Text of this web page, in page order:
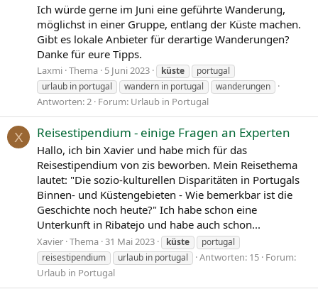
Ich würde gerne im Juni eine geführte Wanderung,
möglichst in einer Gruppe, entlang der Küste machen.
Gibt es lokale Anbieter für derartige Wanderungen?
Danke für eure Tipps.
Laxmi Thema 5 Juni 2023 küste
portugal
urlaub in portugal
wandern in portugal wanderungen
Antworten: 2 Forum: Urlaub in Portugal
X Reisestipendium - einige Fragen an Experten
Hallo, ich bin Xavier und habe mich für das
Reisestipendium von zis beworben. Mein Reisethema
lautet: "Die sozio-kulturellen Disparitäten in Portugals
Binnen- und Küstengebieten - Wie bemerkbar ist die
Geschichte noch heute?" Ich habe schon eine
Unterkunft in Ribatejo und habe auch schon...
Xavier Thema 31 Mai 2023 küste
portugal
reisestipendium
urlaub in portugal Antworten: 15 Forum:
Urlaub in Portugal